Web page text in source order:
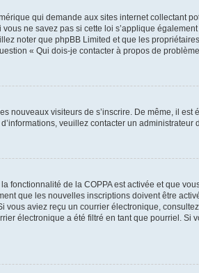
qui demande aux sites internet collectant
ne savez pas si cette loi s’applique
noter que phpBB Limited et que les
« Qui dois-je contacter à propos de
nouveaux visiteurs de s’inscrire. De même, il
veuillez contacter un administrateur
de la COPPA est activée et que
que les nouvelles inscriptions doivent être
aviez reçu un courrier électronique,
électronique a été filtré en tant que pourriel. Si